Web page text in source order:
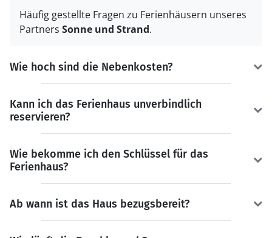
Häufig gestellte Fragen zu Ferienhäusern unseres
Partners Sonne und Strand.
Wie hoch sind die Nebenkosten?
Kann ich das Ferienhaus unverbindlich
reservieren?
Wie bekomme ich den Schlüssel für das
Ferienhaus?
Ab wann ist das Haus bezugsbereit?